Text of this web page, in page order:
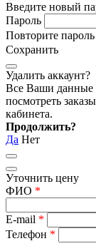
Введите новый
Пароль
Повторите пароль
Сохранить
Удалить аккаунт?
Все Ваши данные
посмотреть
кабинета.
Продолжить?
Да Нет
Уточнить цену
ФИО *
E-mail *
Телефон *